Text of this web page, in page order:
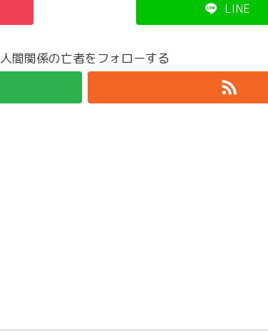
LINE
人間関係の亡者をフォローする